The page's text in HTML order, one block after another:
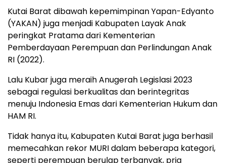
Kutai Barat dibawah kepemimpinan Yapan-Edyanto
(YAKAN) juga menjadi Kabupaten Layak Anak
peringkat Pratama dari Kementerian
Pemberdayaan Perempuan dan Perlindungan Anak
RI (2022).
Lalu Kubar juga meraih Anugerah Legislasi 2023
sebagai regulasi berkualitas dan berintegritas
menuju Indonesia Emas dari Kementerian Hukum dan
HAM RI.
Tidak hanya itu, Kabupaten Kutai Barat juga berhasil
memecahkan rekor MURI dalam beberapa kategori,
seperti perempuan berulap terbanyak, pria